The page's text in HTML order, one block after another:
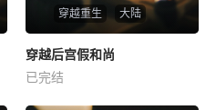
穿越重生 大陆
穿越后宫假和尚
未知
穿越后宫假和尚
已完结